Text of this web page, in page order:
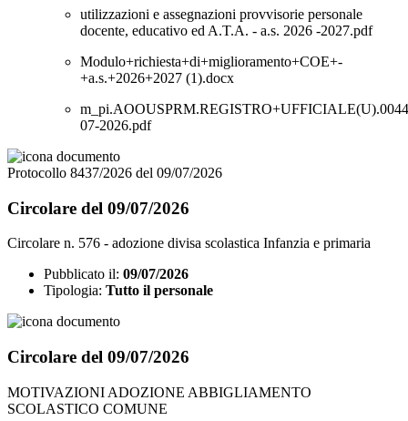
utilizzazioni e assegnazioni provvisorie personale
docente, educativo ed A.T.A. - a.s. 2026 -2027.pdf
Modulo+richiesta+di+miglioramento+COE+-
+a.s.+2026+2027 (1).docx
07-2026.pdf
Protocollo 8437/2026 del 09/07/2026
Circolare del 09/07/2026
Circolare n. 576 - adozione divisa scolastica Infanzia e primaria
Pubblicato il: 09/07/2026
Tipologia: Tutto il personale
Circolare del 09/07/2026
MOTIVAZIONI ADOZIONE ABBIGLIAMENTO
SCOLASTICO COMUNE